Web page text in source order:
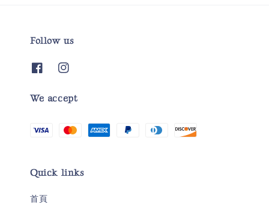
Follow us
We accept
Quick links
首頁